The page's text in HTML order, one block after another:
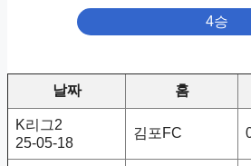
4승
날짜 홈
K리그2
25-05-18
김포FC